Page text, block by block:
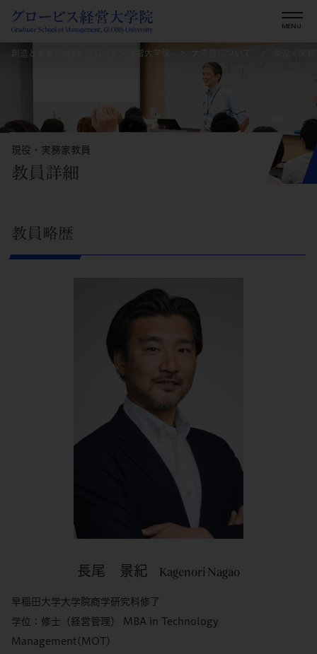
創造と変革のMBA グロービス経営大学院 大学院について
現役・実務家教員
教員詳細
教員略歴
長尾 景紀 Kagenori Nagao
早稲田大学大学院商学研究科修了
学位：修士（経営管理） MBA in Technology
Management(MOT)